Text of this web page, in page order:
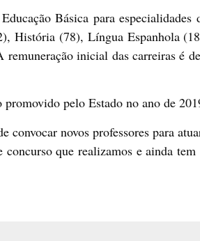
Básica para
História (78), Língua Espanhola
inicial das carreiras é
pelo Estado no ano de
convocar novos professores para
concurso que realizamos e ainda